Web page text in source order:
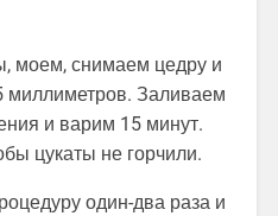
моем, снимаем цедру и
миллиметров. Заливаем
и варим 15 минут.
цукаты не горчили.
один-два раза и